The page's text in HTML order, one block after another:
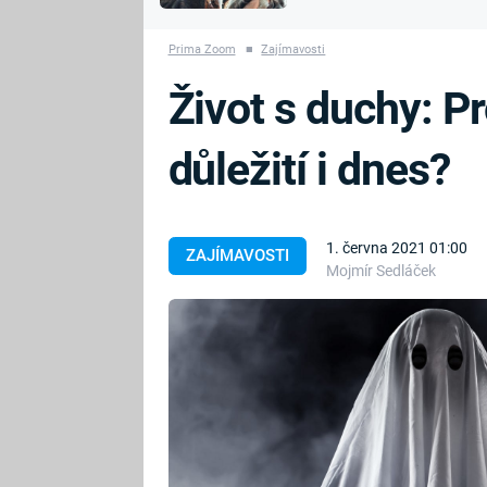
PRVNÍ SVĚTOVÁ
BRITSKÁ
KRÁLOVSKÁ
RODINA
Prima Zoom ■ Zajímavosti
ZAJÍMAVOSTI
1. června 2021 01:00
Mojmír Sedláček
Život s duchy:
důležití i dnes?